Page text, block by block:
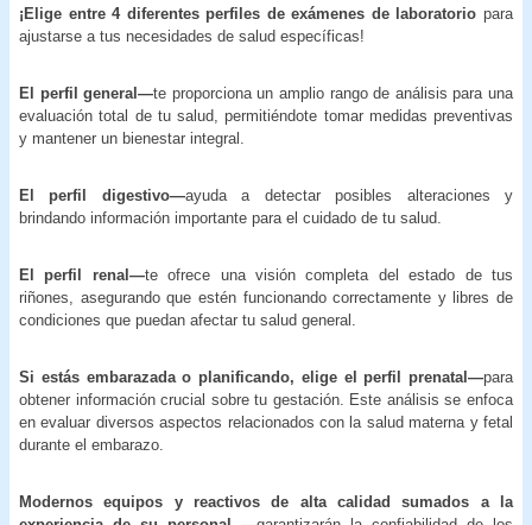
¡Elige entre 4 diferentes perfiles de exámenes de laboratorio para
ajustarse a tus necesidades de salud específicas!
El perfil general—te proporciona un amplio rango de análisis para una
evaluación total de tu salud, permitiéndote tomar medidas preventivas
y mantener un bienestar integral.
El perfil digestivo—ayuda a detectar posibles alteraciones y
brindando información importante para el cuidado de tu salud.
El perfil renal—te ofrece una visión completa del estado de tus
riñones, asegurando que estén funcionando correctamente y libres de
condiciones que puedan afectar tu salud general.
Si estás embarazada o planificando, elige el perfil prenatal—para
obtener información crucial sobre tu gestación. Este análisis se enfoca
en evaluar diversos aspectos relacionados con la salud materna y fetal
durante el embarazo.
Modernos equipos y reactivos de alta calidad sumados a la